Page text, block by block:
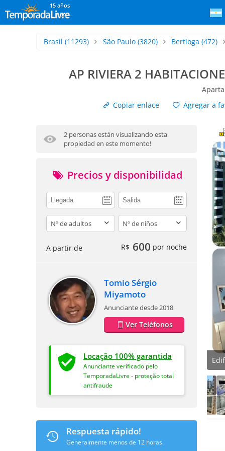
15 años
Brasil (11293) São Paulo(3820) Bertioga (472)
AP RIVIERA 2
Copiar enlace
Agregar a
2 personas están visualizando esta
propiedad en este momento!
Precios y disponibilidad
adults children
A partir de R$ 600 por noche
Tomio Sérgio
Miyamoto
Anunciante desde 2018
Ver Teléfonos
Locação 100% garantida
Anunciante verificado pelo
TemporadaLivre - proteção total
antifraude
Respuesta rápido!
Generalmente menos de 12 horas